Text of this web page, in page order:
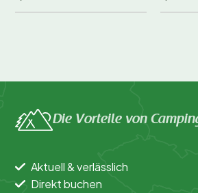
erlebe einen unvergesslichen
ausgebucht. Entdecke den Charme
genieße einen Urlaub voller
Die Vorteile von
Aktuell & verlässlich
Direkt buchen